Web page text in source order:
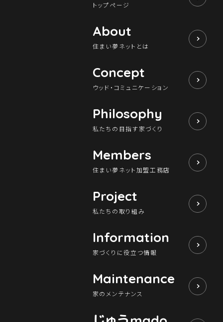
トップページ
About
住まい夢ネットとは
Concept
ウッド・コミュニケーション
Philosophy
私たちの目指す家づくり
Members
住まい夢ネット加盟工務店
Project
私たちの取り組み
Information
家づくりに役立つ情報
Maintenance
家のメンテナンス